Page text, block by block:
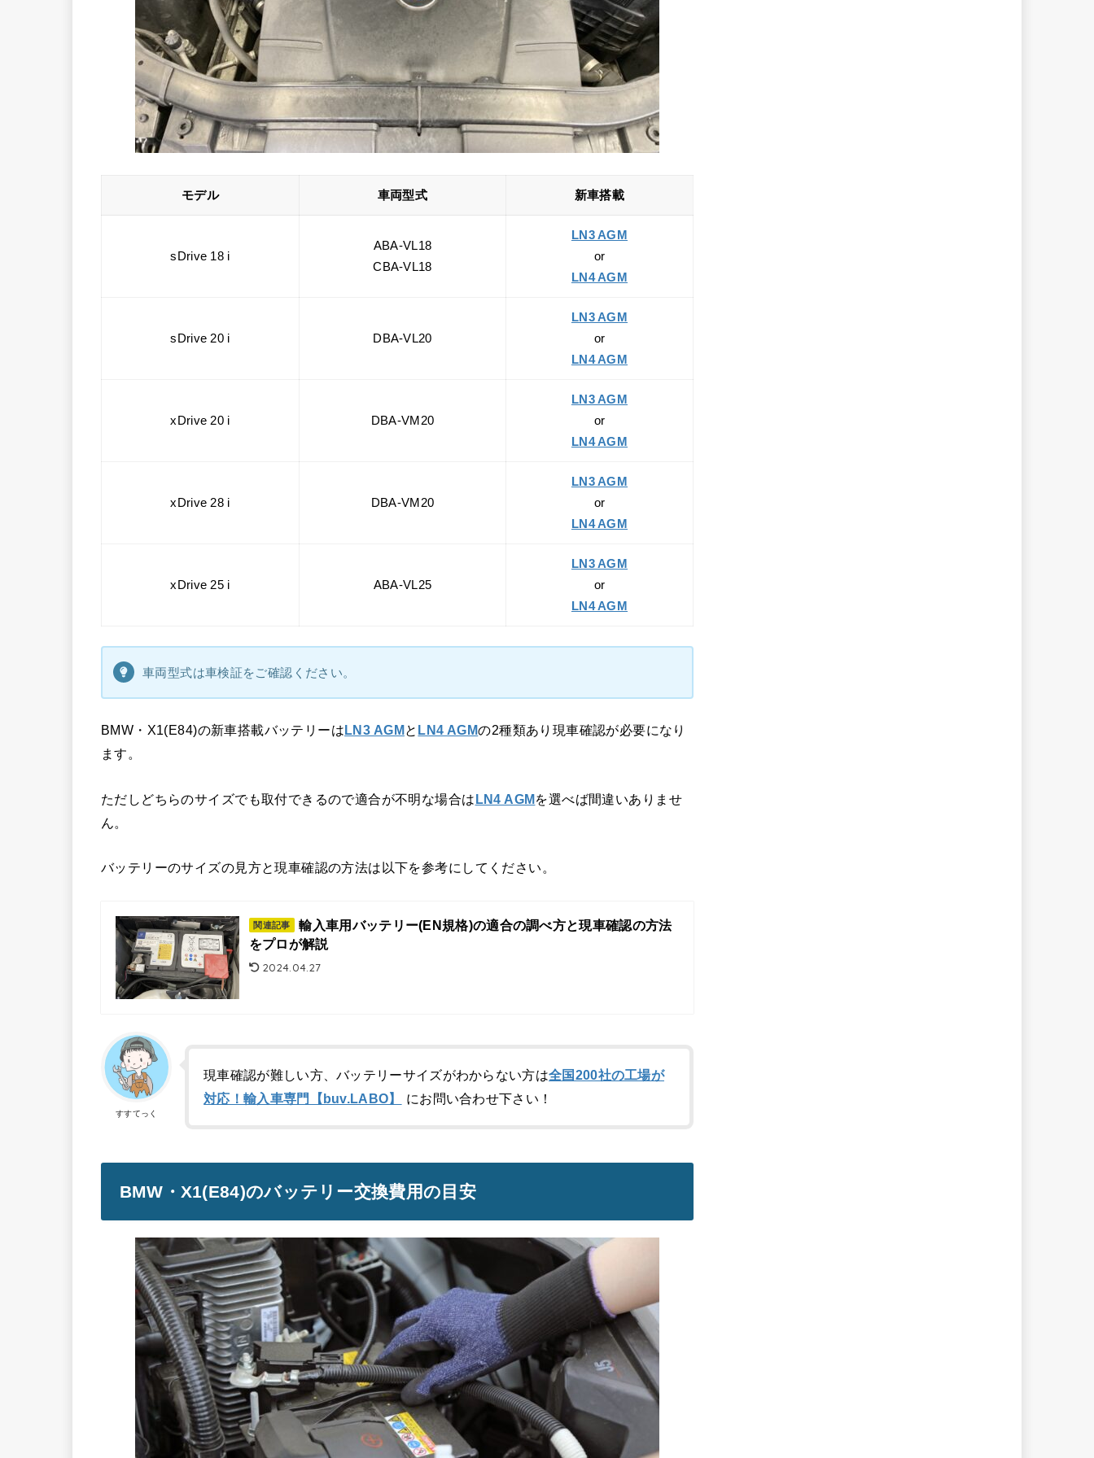
モデル 車両型式 新車搭載
sDrive 18 i
ABA-VL18
CBA-VL18
LN3 AGM
or
LN4 AGM
sDrive 20 i DBA-VL20
LN3 AGM
or
LN4 AGM
xDrive 20 i DBA-VM20
LN3 AGM
or
LN4 AGM
xDrive 28 i DBA-VM20
LN3 AGM
or
LN4 AGM
xDrive 25 i ABA-VL25
LN3 AGM
or
LN4 AGM
車両型式は車検証をご確認ください。
BMW・X1(E84)の新車搭載バッテリーは LN3 AGM と LN4 AGMの2種類あり現車確認が必要になり
ます。
ただしどちらのサイズでも取付できるので適合が不明な場合はLN4 AGMを選べば間違いありませ
ん。
バッテリーのサイズの見方と現車確認の方法は以下を参考にしてください。
関連記事
輸入車用バッテリー(EN規格)の適合の調べ方と現車確認の方法
をプロが解説
2024.04.27
すすてっく
現車確認が難しい方、バッテリーサイズがわからない方は全国200社の工場が
対応！輸入車専門【buv.LABO】
にお問い合わせ下さい！
BMW・X1(E84)のバッテリー交換費用の目安